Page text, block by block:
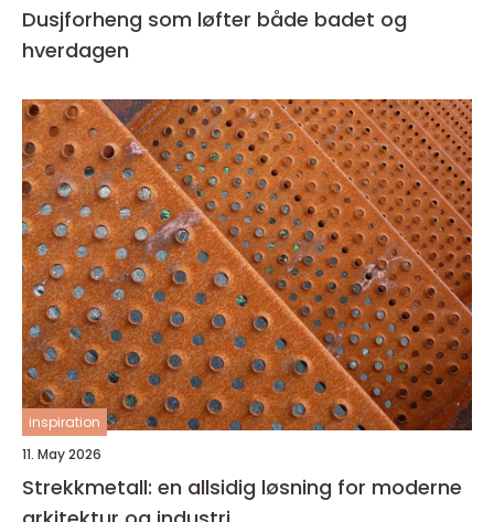
Dusjforheng som løfter både badet og
hverdagen
inspiration
11. May 2026
Strekkmetall: en allsidig løsning for moderne